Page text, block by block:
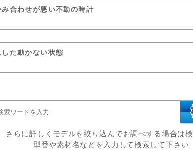
合わせが悪い不動の時計
た動かない状態
さらに詳しくモデルを絞り込んでお調べする場合は
型番や素材名などを入力して検索して下さい